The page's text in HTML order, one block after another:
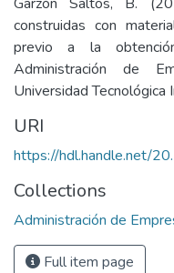
construidas con
previo a la
Administración de
Universidad Tecnológica
URI
https://hdl.handle.net/
Collections
Administración de
Full item page